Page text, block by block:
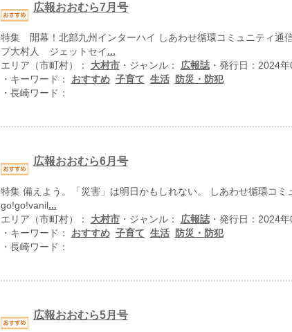
広報おおむら7月号
特集 開幕！北部九州インターハイ しあわせ循環コミュニティ通
プ大村人 ジェットセイ ...
エリア（市町村）： 大村市・ジャンル： 広報誌・発行日：2024年
・キーワード： おすすめ 子育て 生活
防災・防犯
・長崎ワード：
広報おおむら6月号
特集 備えよう。「災害」は明日かもしれない。 しあわせ循環コ
go!go!vanil ...
エリア（市町村）： 大村市・ジャンル： 広報誌・発行日：2024年
・キーワード： おすすめ 子育て 生活
防災・防犯
・長崎ワード：
広報おおむら5月号